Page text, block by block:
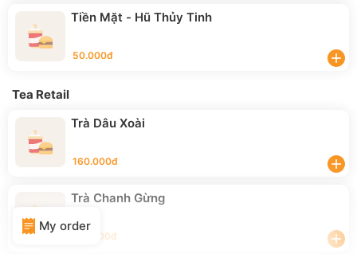
Tiền Mặt - Hũ Thủy Tinh
50.000đ add
Tea Retail
Trà Dâu Xoài
160.000đ add
Trà Chanh Gừng
170.000đ add
My order